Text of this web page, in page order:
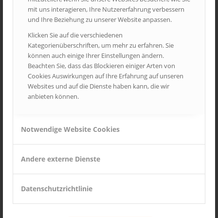
mit uns interagieren, Ihre Nutzererfahrung verbessern
und Ihre Beziehung zu unserer Website anpassen.
Klicken Sie auf die verschiedenen
Kategorienüberschriften, um mehr zu erfahren. Sie
können auch einige Ihrer Einstellungen ändern.
Beachten Sie, dass das Blockieren einiger Arten von
Cookies Auswirkungen auf Ihre Erfahrung auf unseren
Websites und auf die Dienste haben kann, die wir
anbieten können.
Notwendige Website Cookies
Andere externe Dienste
Datenschutzrichtlinie
Custom Lightbox!
9. August 2010 / 0 Kommentare / in Frontpage Article, Images,
von Admin1
Ut enim ad minim veniam, quis nostrudexercitation ullamco
laboris nisi ut aliquip ex ea commodo consequat. Lorem ipsum
dolor sit amet,consectetur
Weiterlesen
A Post without Image
7. Mai 2010 / 0 Kommentare /
Ut enim ad minim veniam, quis nostrudexercitation ullamco